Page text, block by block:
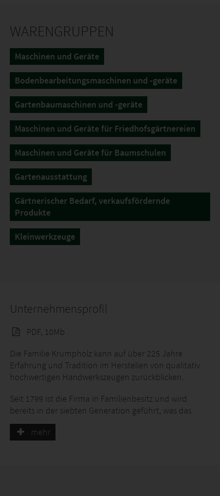
WARENGRUPPEN
Maschinen und Geräte
Bodenbearbeitungsmaschinen und -geräte
Gartenbaumaschinen und -geräte
Maschinen und Geräte für Friedhofsgärtnereien
Maschinen und Geräte für Baumschulen
Gartenausstattung
Gärtnerischer Bedarf, verkaufsfördernde
Produkte
Kleinwerkzeuge
Unternehmensprofil
PDF, 10Mb
Die Familie Krumpholz kann auf über 225 Jahre
Erfahrung und Tradition im Herstellen von qualitativ
hochwertigen Handwerkszeugen zurückblicken.
Seit 1799 ist die Firma in Familienbesitz und wird
bereits in der siebten Generation geführt, was das
Unternehmen zu einem der ältesten familiengeführten
Handwerksbetrieben Europas macht.
mehr